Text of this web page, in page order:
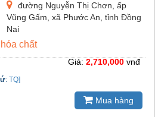
đường Nguyễn Thị Chơn, ấp
Vũng Gấm, xã Phước An, tỉnh Đồng
Nai
chất
: TQ]
Giá: 2,710,000 vnđ
Mua hàng